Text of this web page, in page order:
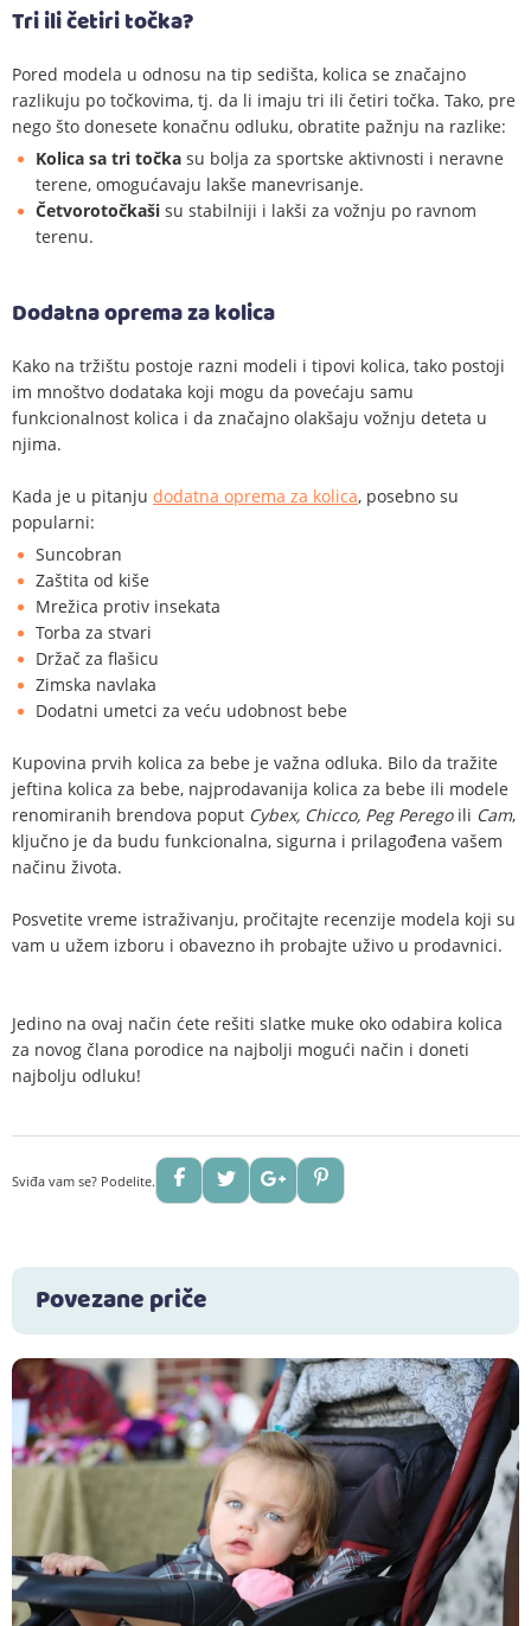
Tri ili četiri točka?
Pored modela u odnosu na tip sedišta, kolica se značajno
razlikuju po točkovima, tj. da li imaju tri ili četiri točka. Tako, pre
nego što donesete konačnu odluku, obratite pažnju na razlike:
Kolica sa tri točka su bolja za sportske aktivnosti i neravne
terene, omogućavaju lakše manevrisanje.
Četvorotočkaši su stabilniji i lakši za vožnju po ravnom
terenu.
Dodatna oprema za kolica
Kako na tržištu postoje razni modeli i tipovi kolica, tako postoji
im mnoštvo dodataka koji mogu da povećaju samu
funkcionalnost kolica i da značajno olakšaju vožnju deteta u
njima.
Kada je u pitanju dodatna oprema za kolica, posebno su
popularni:
Suncobran
Zaštita od kiše
Mrežica protiv insekata
Torba za stvari
Držač za flašicu
Zimska navlaka
Dodatni umetci za veću udobnost bebe
Kupovina prvih kolica za bebe je važna odluka. Bilo da tražite
jeftina kolica za bebe, najprodavanija kolica za bebe ili modele
renomiranih brendova poput Cybex, Chicco, Peg Peregoili Cam,
ključno je da budu funkcionalna, sigurna i prilagođena vašem
načinu života.
Posvetite vreme istraživanju, pročitajte recenzije modela koji su
vam u užem izboru i obavezno ih probajte uživo u prodavnici.
Jedino na ovaj način ćete rešiti slatke muke oko odabira kolica
za novog člana porodice na najbolji mogući način i doneti
najbolju odluku!
Sviđa vam se? Podelite.
Povezane priče